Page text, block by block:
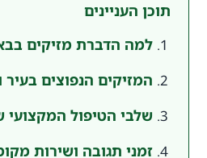
תוכן העניינים
למה הדברת מזיקים
המזיקים הנפוצים
שלבי הטיפול המקצועי
זמני תגובה ושירות